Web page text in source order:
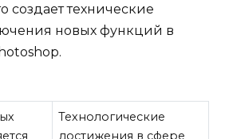
создает технические
новых функций в
Технологические